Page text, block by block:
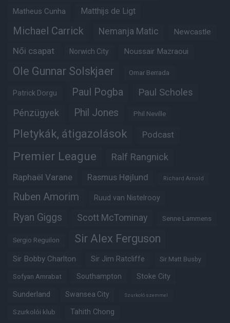
Matheus Cunha Matthijs de Ligt
Michael Carrick Nemanja Matic Newcastle
Női csapat Norwich City Noussair Mazraoui
Ole Gunnar Solskjaer Omar Berrada
Patrick Dorgu Paul Pogba Paul Scholes
Pénzügyek Phil Jones Phil Neville
Pletykák, átigazolások Podcast
Premier League Ralf Rangnick
Raphaël Varane Rasmus Højlund Richard Arnold
Ruben Amorim Ruud van Nistelrooy
Ryan Giggs Scott McTominay Senne Lammens
Sergio Reguilon Sir Alex Ferguson
Sir Bobby Charlton Sir Jim Ratcliffe Sir Matt Busby
Sofyan Amrabat Southampton Stoke City
Sunderland Swansea City Szurkoló szemmel
Szurkolói klub Tahith Chong